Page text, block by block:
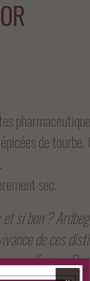
de
sec.
si bon ?
de ces
d’encre.